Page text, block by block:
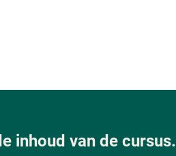
inhoud van de cursus.